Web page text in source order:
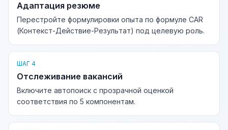
Адаптация резюме
Перестройте формулировки опыта по формуле CAR
(Контекст-Действие-Результат) под целевую роль.
ШАГ 4
Отслеживание вакансий
Включите автопоиск с прозрачной оценкой
соответствия по 5 компонентам.